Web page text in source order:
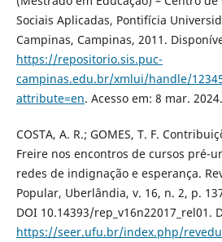
Sociais Aplicadas, Pontifícia
Campinas, Campinas, 2011.
https://repositorio.sis.puc-
campinas.edu.br/xmlui/handle/
attribute=en. Acesso em: 8 mar. 2024.
COSTA, A. R.; GOMES, T. F.
Freire nos encontros de cursos pré-
redes de indignação e esperança.
Popular, Uberlândia, v. 16, n. 2, p.
DOI 10.14393/rep_v16n22017_rel01.
https://seer.ufu.br/index.php/